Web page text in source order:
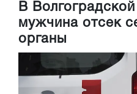
В
мужчина отсек
органы